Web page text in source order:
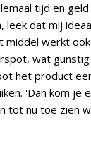
tijd en
leek dat mij
middel werkt
wat
het product
'Dan kom je
tot nu toe zien